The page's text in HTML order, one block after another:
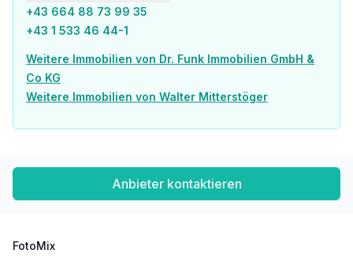
+43 664 88 73 99 35
+43 1 533 46 44-1
Weitere Immobilien von Dr. Funk Immobilien GmbH &
Co KG
Weitere Immobilien von Walter Mitterstöger
Anbieter kontaktieren
FotoMix